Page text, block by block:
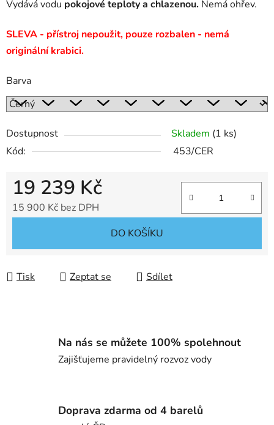
Vydává vodu pokojové teploty a chlazenou. Nemá ohřev.
SLEVA - přístroj nepoužit, pouze rozbalen - nemá
originální krabici.
Barva
Dostupnost Skladem (1 ks)
Kód:
453/CER
19 239 Kč
15 900 Kč bez DPH
DO KOŠÍKU
Tisk Zeptat se Sdílet
Na nás se můžete 100% spolehnout
Zajišťujeme pravidelný rozvoz vody
Doprava zdarma od 4 barelů